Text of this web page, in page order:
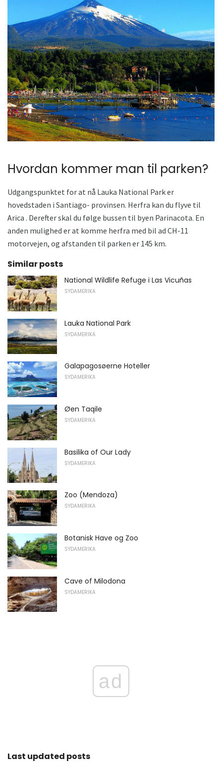
Hvordan kommer man til parken?
Udgangspunktet for at nå Lauka National Park er
hovedstaden i Santiago- provinsen. Herfra kan du flyve til
Arica . Derefter skal du følge bussen til byen Parinacota. En
anden mulighed er at komme herfra med bil ad CH-11
motorvejen, og afstanden til parken er 145 km.
Similar posts
National Wildlife Refuge i Las Vicuñas
SYDAMERIKA
Lauka National Park
SYDAMERIKA
Galapagosøerne Hoteller
SYDAMERIKA
Øen Taqile
SYDAMERIKA
Basilika of Our Lady
SYDAMERIKA
Zoo (Mendoza)
SYDAMERIKA
Botanisk Have og Zoo
SYDAMERIKA
Cave of Milodona
SYDAMERIKA
ad
Last updated posts